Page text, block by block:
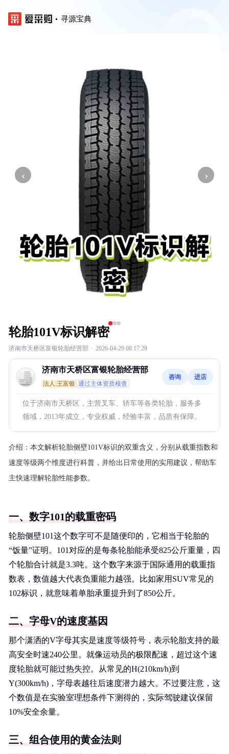
寻源宝典
‹ ›
轮胎101V标识解密
济南市天桥区富银轮胎经营部 · 2026-04-29 08:17:29
济南市天桥区富银轮胎经营部
法人:王富银 通过主体资质核查
咨询 进店
位于济南市天桥区，主营叉车、轿车等各类轮胎，服务多
领域，2013年成立，专业权威，经验丰富，品质有保障。
介绍： 本文解析轮胎侧壁101V标识的双重含义，分别从载重指数和
速度等级两个维度进行科普，并给出日常使用的实用建议，帮助车
主快速理解轮胎性能参数。
一、数字101的载重密码
轮胎侧壁101这个数字可不是随便印的，它相当于轮胎的
“饭量”证明。101对应的是每条轮胎能承受825公斤重量，四
个轮胎合计就是3.3吨。这个数字来源于国际通用的载重指
数表，数值越大代表负重能力越强。比如家用SUV常见的
102标识，就意味着单胎承重提升到了850公斤。
二、字母V的速度基因
那个潇洒的V字母其实是速度等级符号，表示轮胎支持的最
高安全时速240公里。就像运动员的极限配速，超过这个速
度轮胎就可能过热失控。从常见的H(210km/h)到
Y(300km/h)，字母表越往后速度潜力越大。不过要注意，这
个数值是在实验室理想条件下测得的，实际驾驶建议保留
10%安全余量。
三、组合使用的黄金法则